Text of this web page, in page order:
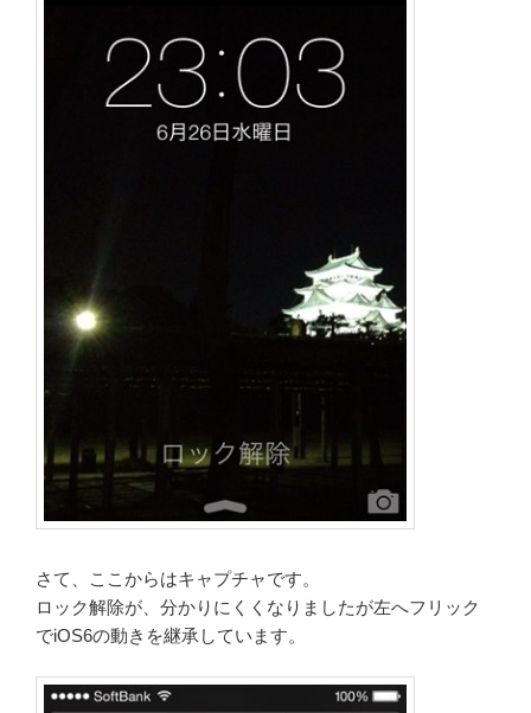
さて、ここからはキャプチャです。
ロック解除が、分かりにくくなりましたが左へフリック
でiOS6の動きを継承しています。